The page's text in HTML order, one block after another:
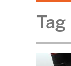
Tag